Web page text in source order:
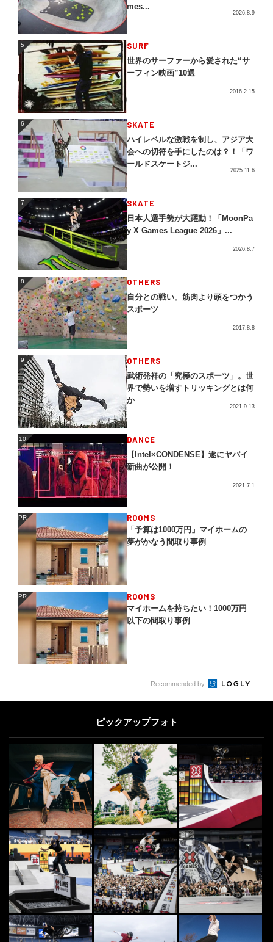
mes...
2026.8.9
5 SURF
世界のサーファーから愛された“サ
ーフィン映画”10選
2016.2.15
6 SKATE
ハイレベルな激戦を制し、アジア大
会への切符を手にしたのは？！「ワ
ールドスケートジ...
2025.11.6
7 SKATE
日本人選手勢が大躍動！「MoonPa
y X Games League 2026」...
2026.8.7
8 OTHERS
自分との戦い。筋肉より頭をつかう
スポーツ
2017.8.8
9 OTHERS
武術発祥の「究極のスポーツ」。世
界で勢いを増すトリッキングとは何
か
2021.9.13
10 DANCE
【Intel×CONDENSE】遂にヤバイ
新曲が公開！
2021.7.1
PR ROOMS
「予算は1000万円」マイホームの
夢がかなう間取り事例
PR ROOMS
マイホームを持ちたい！1000万円
以下の間取り事例
Recommended by
ピックアップフォト